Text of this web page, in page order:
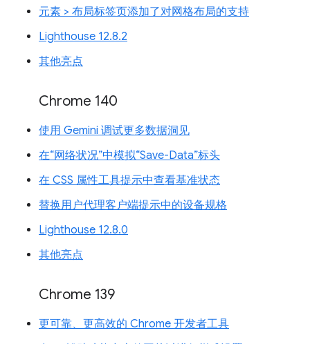
元素 > 布局标签页添加了对网格布局的支持
Lighthouse 12.8.2
其他亮点
Chrome 140
使用 Gemini 调试更多数据洞见
在“网络状况”中模拟“Save-Data”标头
在 CSS 属性工具提示中查看基准状态
替换用户代理客户端提示中的设备规格
Lighthouse 12.8.0
其他亮点
Chrome 139
更可靠、更高效的 Chrome 开发者工具